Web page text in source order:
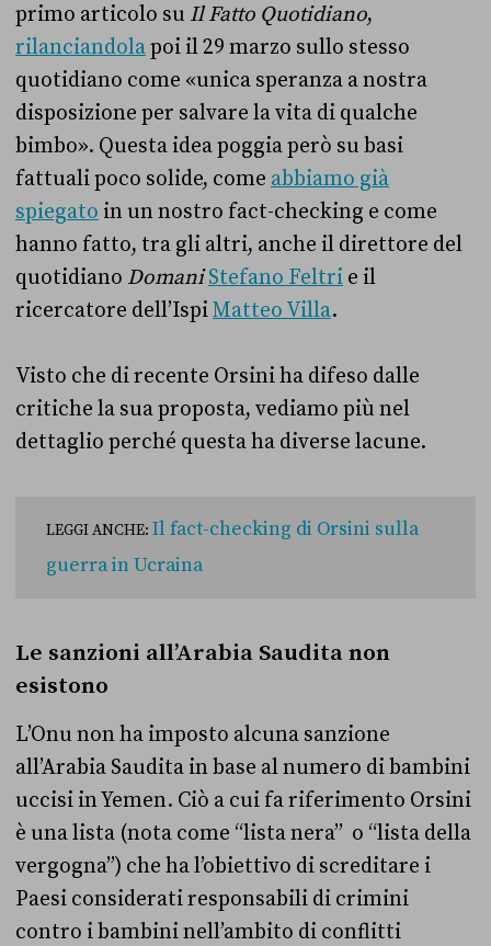
primo articolo su Il Fatto Quotidiano,
rilanciandolapoi il 29 marzo sullo stesso
quotidiano come «unica speranza a nostra
disposizione per salvare la vita di qualche
bimbo». Questa idea poggia però su basi
fattuali poco solide, come abbiamo già
spiegato in un nostro fact-checking e come
hanno fatto, tra gli altri, anche il direttore del
quotidiano DomaniStefano Feltri e il
ricercatore dell’IspiMatteo Villa.
Visto che di recente Orsini ha difeso dalle
critiche la sua proposta, vediamo più nel
dettaglio perché questa ha diverse lacune.
LEGGI ANCHE: Il fact-checking di Orsini sulla
guerra in Ucraina
Le sanzioni all’Arabia Saudita non
esistono
L’Onu non ha imposto alcuna sanzione
all’Arabia Saudita in base al numero di bambini
uccisi in Yemen. Ciò a cui fa riferimento Orsini
è una lista (nota come “lista nera” o “lista della
vergogna”) che ha l’obiettivo di screditare i
Paesi considerati responsabili di crimini
contro i bambini nell’ambito di conflitti